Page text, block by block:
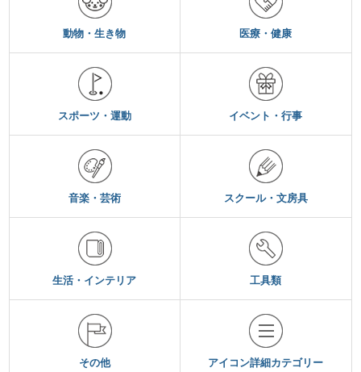
動物・生き物 医療・健康
スポーツ・運動 イベント・行事
音楽・芸術 スクール・文房具
生活・インテリア 工具類
その他 アイコン詳細カテゴリー